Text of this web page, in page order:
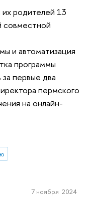
родителей 13
совместной
и автоматизация
программы
первые два
пермского
на онлайн-
7 ноября 2024